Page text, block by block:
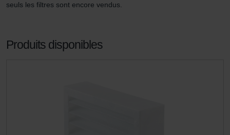
seuls les filtres sont encore vendus.
Produits disponibles